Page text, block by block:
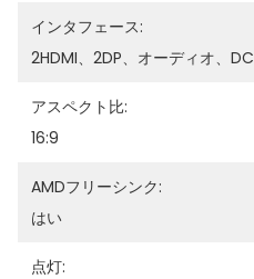
インタフェース:
2HDMI、2DP、オーディオ、DC
アスペクト比:
16:9
AMDフリーシンク:
はい
点灯: